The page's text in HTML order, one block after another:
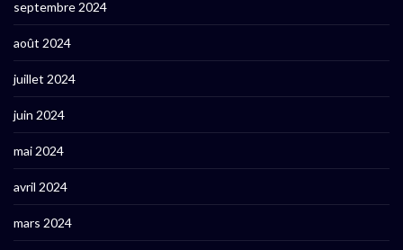
septembre 2024
août 2024
juillet 2024
juin 2024
mai 2024
avril 2024
mars 2024